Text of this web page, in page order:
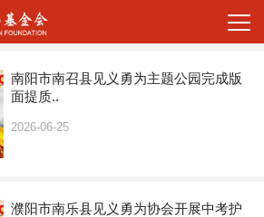
南阳市南召县见义勇为主题公园完成版
面提质..
2026-06-25
濮阳市南乐县见义勇为协会开展中考护